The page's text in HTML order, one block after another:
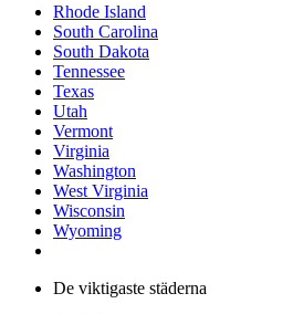
Rhode Island
South Carolina
South Dakota
Tennessee
Texas
Utah
Vermont
Virginia
Washington
West Virginia
Wisconsin
Wyoming
De viktigaste städerna